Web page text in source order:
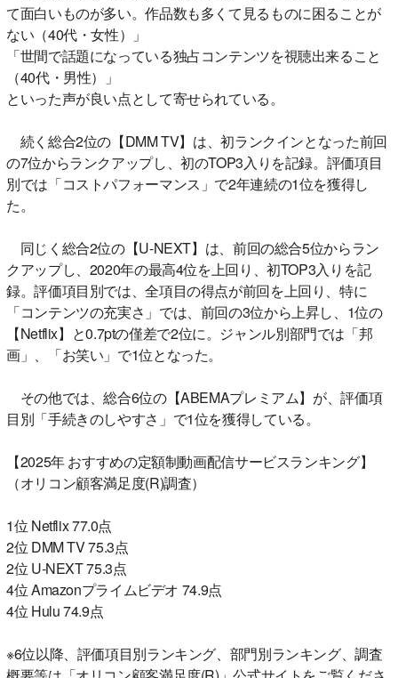
て面白いものが多い。作品数も多くて見るものに困ることが
ない（40代・女性）」
「世間で話題になっている独占コンテンツを視聴出来ること
（40代・男性）」
といった声が良い点として寄せられている。
続く総合2位の【DMM TV】は、初ランクインとなった前回
の7位からランクアップし、初のTOP3入りを記録。評価項目
別では「コストパフォーマンス」で2年連続の1位を獲得し
た。
同じく総合2位の【U-NEXT】は、前回の総合5位からラン
クアップし、2020年の最高4位を上回り、初TOP3入りを記
録。評価項目別では、全項目の得点が前回を上回り、特に
「コンテンツの充実さ」では、前回の3位から上昇し、1位の
【Netflix】と0.7ptの僅差で2位に。ジャンル別部門では「邦
画」、「お笑い」で1位となった。
その他では、総合6位の【ABEMAプレミアム】が、評価項
目別「手続きのしやすさ」で1位を獲得している。
【2025年 おすすめの定額制動画配信サービスランキング】
（オリコン顧客満足度(R)調査）
1位 Netflix 77.0点
2位 DMM TV 75.3点
2位 U-NEXT 75.3点
4位 Amazonプライムビデオ 74.9点
4位 Hulu 74.9点
※6位以降、評価項目別ランキング、部門別ランキング、調査